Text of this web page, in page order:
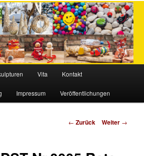
Vita Kontakt
Impressum Veröffentlichungen
Beitrags-
← Zurück Weiter →